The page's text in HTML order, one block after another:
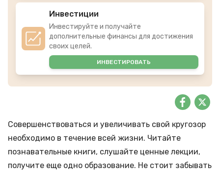
Инвестиции
Инвестируйте и получайте
дополнительные финансы для достижения
своих целей.
ИНВЕСТИРОВАТЬ
Совершенствоваться и увеличивать свой кругозор
необходимо в течение всей жизни. Читайте
познавательные книги, слушайте ценные лекции,
получите еще одно образование. Не стоит забывать